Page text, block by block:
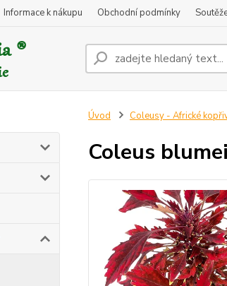
Informace k nákupu Obchodní podmínky
Úvod Coleusy - Africké
Coleus